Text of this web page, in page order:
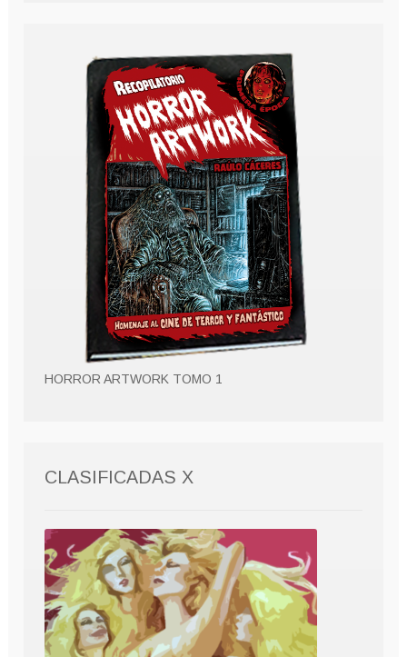
HORROR ARTWORK TOMO 1
CLASIFICADAS X